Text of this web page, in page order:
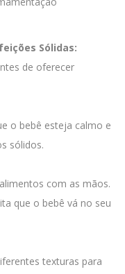
Sólidas:
de oferecer
o bebê esteja calmo e
sólidos.
com as mãos.
que o bebê vá no seu
texturas para